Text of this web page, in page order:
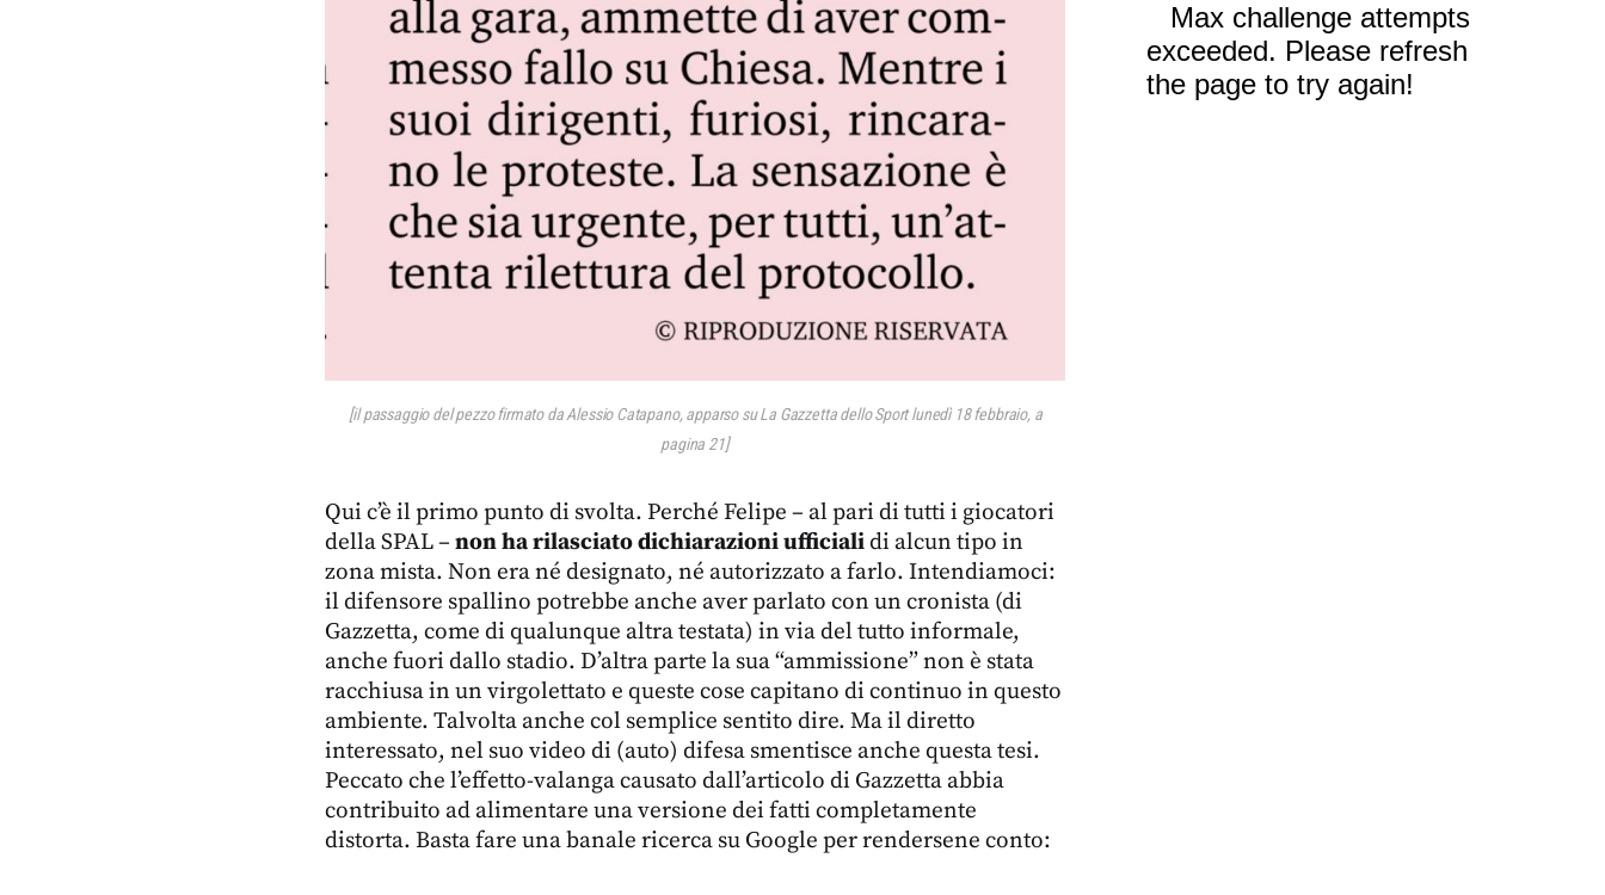
[il passaggio del pezzo firmato da Alessio Catapano, apparso su La Gazzetta dello Sport lunedì 18 febbraio, a
pagina 21]
Qui c’è il primo punto di svolta. Perché Felipe – al pari di tutti i giocatori
della SPAL – non ha rilasciato dichiarazioni ufficialidi alcun tipo in
zona mista. Non era né designato, né autorizzato a farlo. Intendiamoci:
il difensore spallino potrebbe anche aver parlato con un cronista (di
Gazzetta, come di qualunque altra testata) in via del tutto informale,
anche fuori dallo stadio. D’altra parte la sua “ammissione” non è stata
racchiusa in un virgolettato e queste cose capitano di continuo in questo
ambiente. Talvolta anche col semplice sentito dire. Ma il diretto
interessato, nel suo video di (auto) difesa smentisce anche questa tesi.
Peccato che l’effetto-valanga causato dall’articolo di Gazzetta abbia
contribuito ad alimentare una versione dei fatti completamente
distorta. Basta fare una banale ricerca su Google per rendersene conto: